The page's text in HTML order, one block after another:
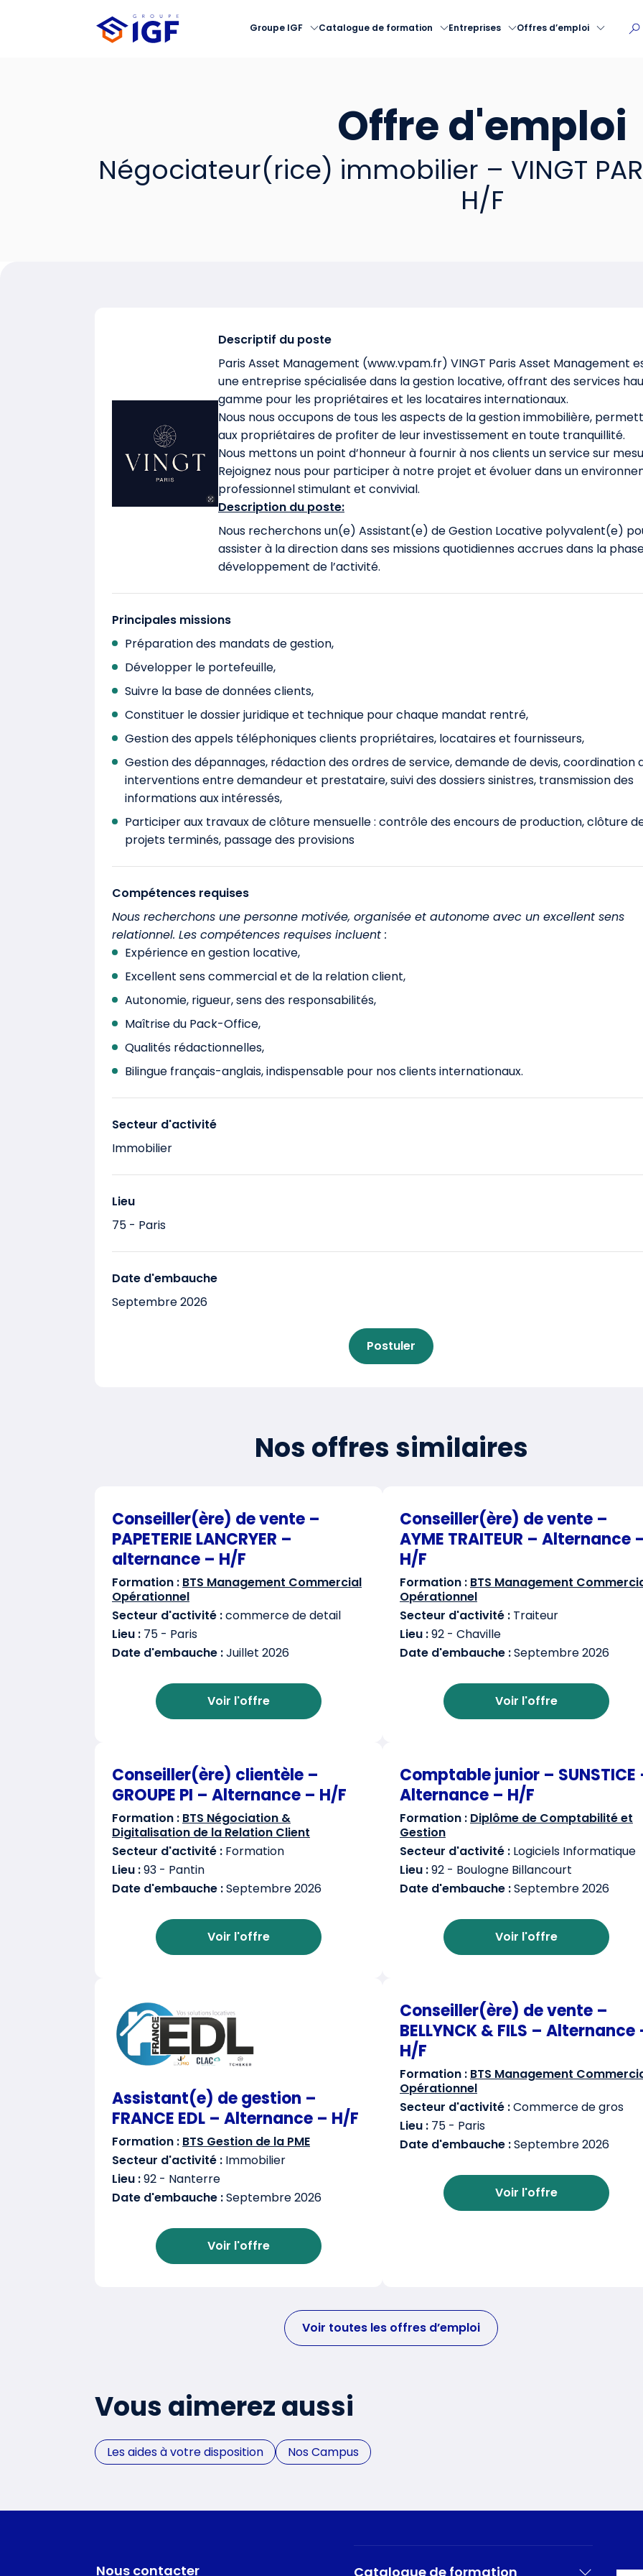
Groupe IGF Catalogue de formation Entreprises Offres d’emploi
Offre d'emploi
Négociateur(rice) immobilier – VINGT
H/F
Descriptif du poste
Paris Asset Management (www.vpam.fr) VINGT Paris Asset Management
une entreprise spécialisée dans la gestion locative, offrant des services
gamme pour les propriétaires et les locataires internationaux.
Nous nous occupons de tous les aspects de la gestion immobilière,
aux propriétaires de profiter de leur investissement en toute tranquillité.
Nous mettons un point d’honneur à fournir à nos clients un service sur
Rejoignez nous pour participer à notre projet et évoluer dans un
professionnel stimulant et convivial.
Description du poste:
Nous recherchons un(e) Assistant(e) de Gestion Locative polyvalent(e)
assister à la direction dans ses missions quotidiennes accrues dans la
développement de l’activité.
Principales missions
Préparation des mandats de gestion,
Développer le portefeuille,
Suivre la base de données clients,
Constituer le dossier juridique et technique pour chaque mandat rentré,
Gestion des appels téléphoniques clients propriétaires, locataires et fournisseurs,
Gestion des dépannages, rédaction des ordres de service, demande de devis, coordination
interventions entre demandeur et prestataire, suivi des dossiers sinistres, transmission des
informations aux intéressés,
Participer aux travaux de clôture mensuelle : contrôle des encours de production, clôture
projets terminés, passage des provisions
Compétences requises
Nous recherchons une personne motivée, organisée et autonome avec un excellent sens
relationnel. Les compétences requises incluent :
Expérience en gestion locative,
Excellent sens commercial et de la relation client,
Autonomie, rigueur, sens des responsabilités,
Maîtrise du Pack-Office,
Qualités rédactionnelles,
Bilingue français-anglais, indispensable pour nos clients internationaux.
Secteur d'activité
Immobilier
Lieu
75 - Paris
Date d'embauche
Septembre 2026
Postuler
Nos offres similaires
Conseiller(ère) de vente –
PAPETERIE LANCRYER –
alternance – H/F
Formation : BTS Management Commercial
Opérationnel
Secteur d'activité :commerce de detail
Lieu : 75 - Paris
Date d'embauche :Juillet 2026
Voir l'offre
Conseiller(ère) de vente –
AYME TRAITEUR – Alternance
H/F
Formation : BTS Management
Opérationnel
Secteur d'activité : Traiteur
Lieu :92 - Chaville
Date d'embauche :Septembre 2026
Voir l'offre
Conseiller(ère) clientèle –
GROUPE PI – Alternance – H/F
Formation : BTS Négociation &
Digitalisation de la Relation Client
Secteur d'activité : Formation
Lieu :93 - Pantin
Date d'embauche :Septembre 2026
Voir l'offre
Comptable junior – SUNSTICE
Alternance – H/F
Formation : Diplôme de Comptabilité et
Gestion
Secteur d'activité : Logiciels Informatique
Lieu :92 - Boulogne Billancourt
Date d'embauche :Septembre 2026
Voir l'offre
Assistant(e) de gestion –
FRANCE EDL – Alternance – H/F
Formation : BTS Gestion de la PME
Secteur d'activité : Immobilier
Lieu :92 - Nanterre
Date d'embauche :Septembre 2026
Voir l'offre
Conseiller(ère) de vente –
BELLYNCK & FILS – Alternance
H/F
Formation : BTS Management
Opérationnel
Secteur d'activité :Commerce de gros
Lieu : 75 - Paris
Date d'embauche :Septembre 2026
Voir l'offre
Voir toutes les offres d’emploi
Vous aimerez aussi
Les aides à votre disposition Nos Campus
Nous contacter Catalogue de formation